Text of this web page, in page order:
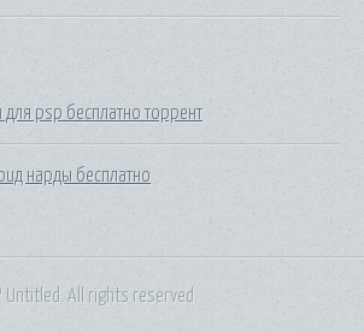
для psp бесплатно торрент
нарды бесплатно
Untitled. All rights reserved.